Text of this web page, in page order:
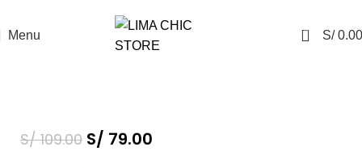
Menu 0 S/0.00
S/109.00 S/ 79.00